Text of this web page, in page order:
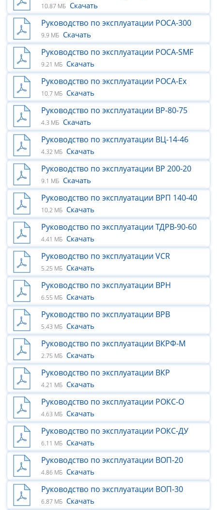
10.87 МБ Скачать
Руководство по эксплуатации РОСА-300
9.9 МБ Скачать
Руководство по эксплуатации РОСА-SMF
9.21 МБ Скачать
Руководство по эксплуатации РОСА-Ex
10.7 МБ Скачать
Руководство по эксплуатации ВР-80-75
4.3 МБ Скачать
Руководство по эксплуатации ВЦ-14-46
4.32 МБ Скачать
Руководство по эксплуатации ВР 200-20
9.1 МБ Скачать
Руководство по эксплуатации ВРП 140-40
10.2 МБ Скачать
Руководство по эксплуатации ТДРВ-90-60
4.41 МБ Скачать
Руководство по эксплуатации VCR
5.25 МБ Скачать
Руководство по эксплуатации ВРН
6.55 МБ Скачать
Руководство по эксплуатации ВРВ
5.43 МБ Скачать
Руководство по эксплуатации ВКРФ-М
2.75 МБ Скачать
Руководство по эксплуатации ВКР
4.21 МБ Скачать
Руководство по эксплуатации РОКС-О
4.63 МБ Скачать
Руководство по эксплуатации РОКС-ДУ
6.11 МБ Скачать
Руководство по эксплуатации ВОП-20
4.86 МБ Скачать
Руководство по эксплуатации ВОП-30
6.87 МБ Скачать